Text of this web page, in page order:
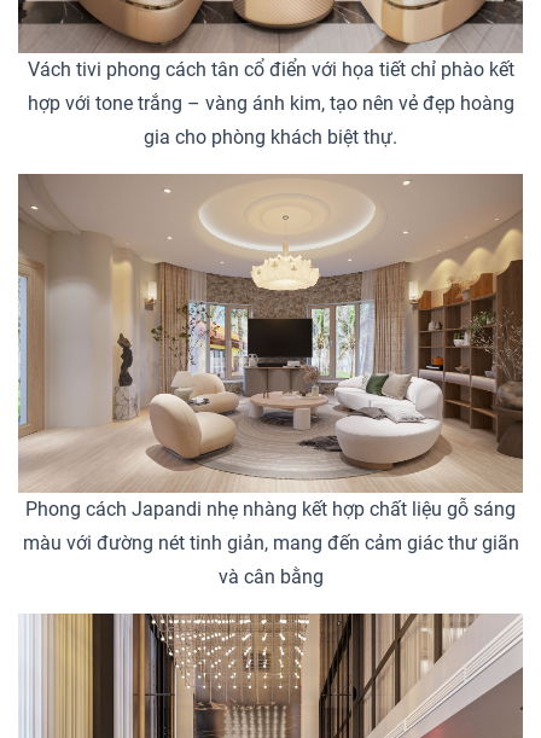
Vách tivi phong cách tân cổ điển với họa tiết chỉ phào kết
hợp với tone trắng – vàng ánh kim, tạo nên vẻ đẹp hoàng
gia cho phòng khách biệt thự.
Phong cách Japandi nhẹ nhàng kết hợp chất liệu gỗ sáng
màu với đường nét tinh giản, mang đến cảm giác thư giãn
và cân bằng